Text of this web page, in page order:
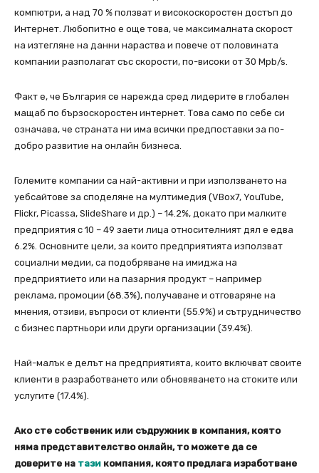
компютри, а над 70 % ползват и високоскоростен достъп до
Интернет. Любопитно е още това, че максималната скорост
на изтегляне на данни нараства и повече от половината
компании разполагат със скорости, по-високи от 30 Mpb/s.
Факт е, че България се нарежда сред лидерите в глобален
мащаб по бързоскоростен интернет. Това само по себе си
означава, че страната ни има всички предпоставки за по-
добро развитие на онлайн бизнеса.
Големите компании са най-активни и при използването на
уебсайтове за споделяне на мултимедия (VBox7, YouTube,
Flickr, Picassa, SlideShare и др.) – 14.2%, докато при малките
предприятия с 10 – 49 заети лица относителният дял е едва
6.2%. Основните цели, за които предприятията използват
социални медии, са подобряване на имиджа на
предприятието или на пазарния продукт – например
реклама, промоции (68.3%), получаване и отговаряне на
мнения, отзиви, въпроси от клиенти (55.9%) и сътрудничество
с бизнес партньори или други организации (39.4%).
Най-малък е делът на предприятията, които включват своите
клиенти в разработването или обновяването на стоките или
услугите (17.4%).
Ако сте собственик или съдружник в компания, която
няма представителство онлайн, то можете да се
доверите на тази компания, която предлага изработване